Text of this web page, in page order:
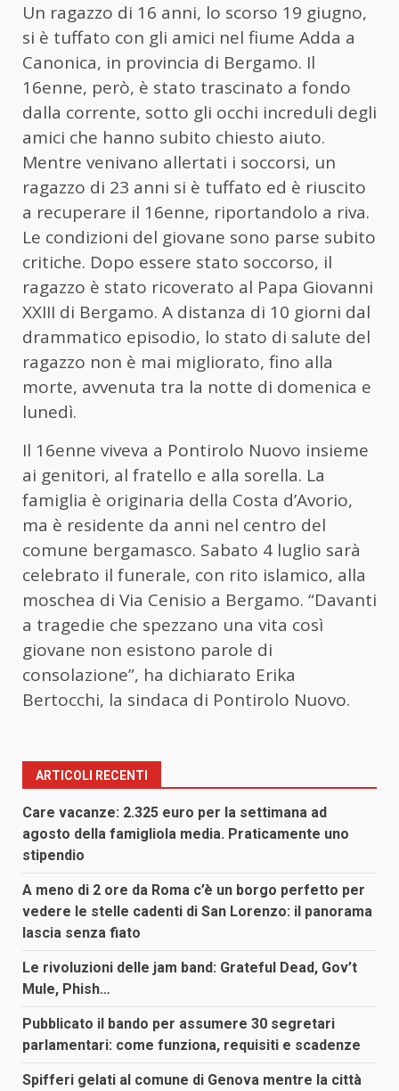
Un ragazzo di 16 anni, lo scorso 19 giugno,
si è tuffato con gli amici nel fiume Adda a
Canonica, in provincia di Bergamo. Il
16enne, però, è stato trascinato a fondo
dalla corrente, sotto gli occhi increduli degli
amici che hanno subito chiesto aiuto.
Mentre venivano allertati i soccorsi, un
ragazzo di 23 anni si è tuffato ed è riuscito
a recuperare il 16enne, riportandolo a riva.
Le condizioni del giovane sono parse subito
critiche. Dopo essere stato soccorso, il
ragazzo è stato ricoverato al Papa Giovanni
XXIII di Bergamo. A distanza di 10 giorni dal
drammatico episodio, lo stato di salute del
ragazzo non è mai migliorato, fino alla
morte, avvenuta tra la notte di domenica e
lunedì.
Il 16enne viveva a Pontirolo Nuovo insieme
ai genitori, al fratello e alla sorella. La
famiglia è originaria della Costa d’Avorio,
ma è residente da anni nel centro del
comune bergamasco. Sabato 4 luglio sarà
celebrato il funerale, con rito islamico, alla
moschea di Via Cenisio a Bergamo. “Davanti
a tragedie che spezzano una vita così
giovane non esistono parole di
consolazione”, ha dichiarato Erika
Bertocchi, la sindaca di Pontirolo Nuovo.
ARTICOLI RECENTI
Care vacanze: 2.325 euro per la settimana ad
agosto della famigliola media. Praticamente uno
stipendio
A meno di 2 ore da Roma c’è un borgo perfetto per
vedere le stelle cadenti di San Lorenzo: il panorama
lascia senza fiato
Le rivoluzioni delle jam band: Grateful Dead, Gov’t
Mule, Phish…
Pubblicato il bando per assumere 30 segretari
parlamentari: come funziona, requisiti e scadenze
Spifferi gelati al comune di Genova mentre la città